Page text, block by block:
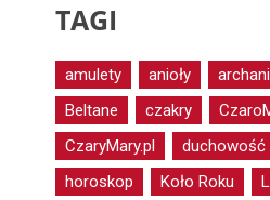
TAGI
amulety anioły
Beltane
czakry
CzaryMary.pl
duchowość
horoskop
Koło Roku